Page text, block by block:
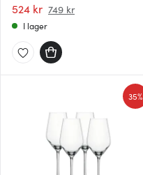
524 kr 749 kr
I lager
35%